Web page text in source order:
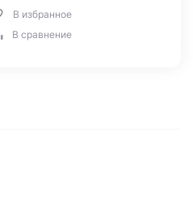
В избранное
В сравнение